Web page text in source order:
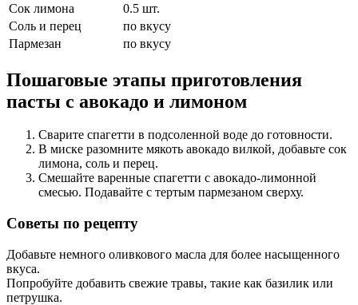
Сок лимона 0.5 шт.
Соль и перец
по вкусу
Пармезан
по вкусу
Пошаговые этапы приготовления
пасты с авокадо и лимоном
Сварите спагетти в подсоленной воде до готовности.
В миске разомните мякоть авокадо вилкой, добавьте сок
лимона, соль и перец.
Смешайте варенные спагетти с авокадо-лимонной
смесью. Подавайте с тертым пармезаном сверху.
Советы по рецепту
Добавьте немного оливкового масла для более насыщенного
вкуса.
Попробуйте добавить свежие травы, такие как базилик или
петрушка.